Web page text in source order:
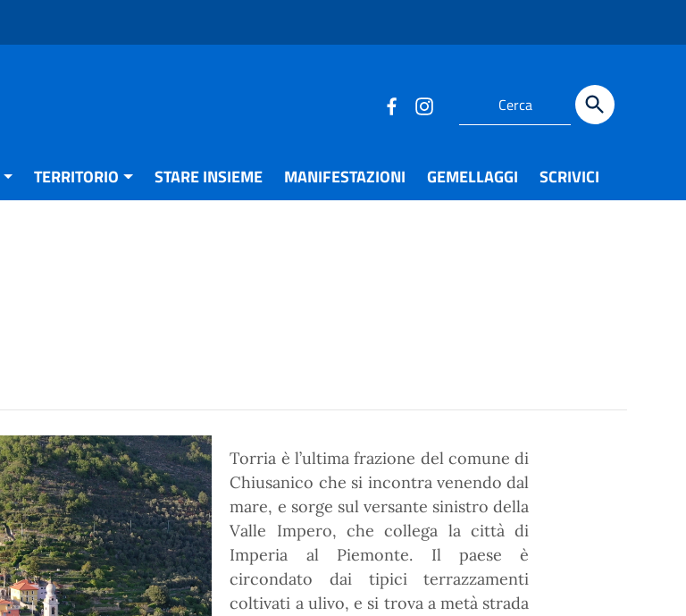
Cerca
TERRITORIO STARE INSIEME MANIFESTAZIONI GEMELLAGGI SCRIVICI
Torria è l’ultima frazione del comune di
Chiusanico che si incontra venendo dal
mare, e sorge sul versante sinistro della
Valle Impero, che collega la città di
Imperia al Piemonte. Il paese è
circondato dai tipici terrazzamenti
coltivati a ulivo, e si trova a metà strada